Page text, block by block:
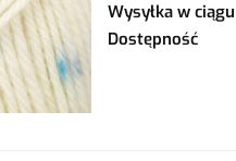
Wysyłka w ciągu
Dostępność